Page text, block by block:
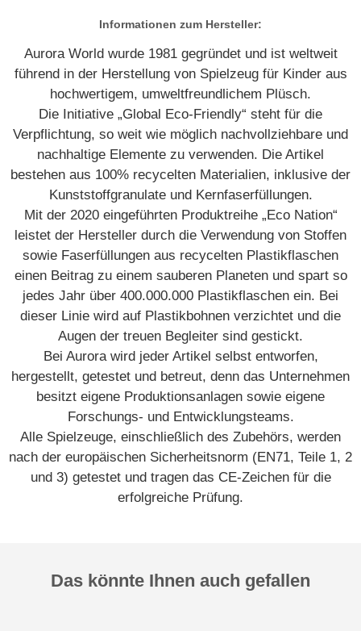
Informationen zum Hersteller:
Aurora World wurde 1981 gegründet und ist weltweit
führend in der Herstellung von Spielzeug für Kinder aus
hochwertigem, umweltfreundlichem Plüsch.
Die Initiative „Global Eco-Friendly“ steht für die
Verpflichtung, so weit wie möglich nachvollziehbare und
nachhaltige Elemente zu verwenden. Die Artikel
bestehen aus 100% recycelten Materialien, inklusive der
Kunststoffgranulate und Kernfaserfüllungen.
Mit der 2020 eingeführten Produktreihe „Eco Nation“
leistet der Hersteller durch die Verwendung von Stoffen
sowie Faserfüllungen aus recycelten Plastikflaschen
einen Beitrag zu einem sauberen Planeten und spart so
jedes Jahr über 400.000.000 Plastikflaschen ein. Bei
dieser Linie wird auf Plastikbohnen verzichtet und die
Augen der treuen Begleiter sind gestickt.
Bei Aurora wird jeder Artikel selbst entworfen,
hergestellt, getestet und betreut, denn das Unternehmen
besitzt eigene Produktionsanlagen sowie eigene
Forschungs- und Entwicklungsteams.
Alle Spielzeuge, einschließlich des Zubehörs, werden
nach der europäischen Sicherheitsnorm (EN71, Teile 1, 2
und 3) getestet und tragen das CE-Zeichen für die
erfolgreiche Prüfung.
Das könnte Ihnen auch gefallen